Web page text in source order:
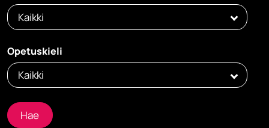
Kaikki
Opetuskieli
Kaikki
Hae